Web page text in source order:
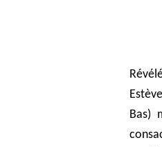
Bas)